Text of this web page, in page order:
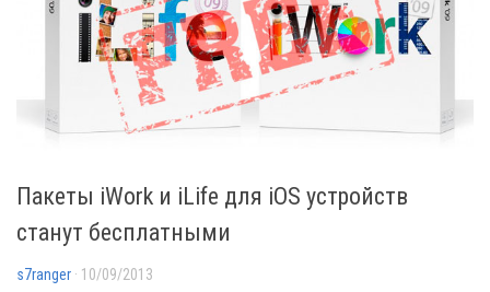
Пакеты iWork и iLife для iOS устройств
станут бесплатными
s7ranger · 10/09/2013